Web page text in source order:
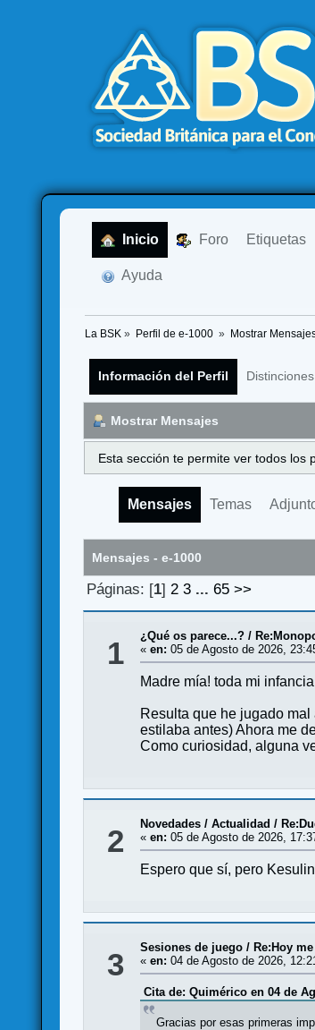
Inicio Foro Etiquetas
Ayuda
La BSK » Perfil de e-1000 » Mostrar
Información del Perfil Distinciones
Mostrar Mensajes
Esta sección te permite ver todos los
Mensajes Temas
Mensajes - e-1000
Páginas: [1] 2 3 ... 65 >>
1 ¿Qué os parece...? /
«en: 05 de Agosto de 2026,
Madre mía! toda mi
Resulta que he jugado
estilaba antes) Ahora me
Como curiosidad, alguna
2 Novedades / Actualidad /
«en: 05 de Agosto de 2026,
Espero que sí, pero
3 Sesiones de juego / Re:Hoy
«en: 04 de Agosto de 2026,
Cita de: Quimérico en 04 de
Gracias por esas primeras